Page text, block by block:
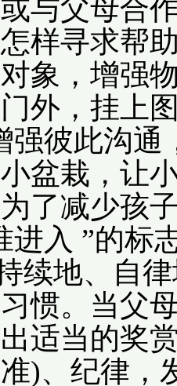
与父母合
样寻求帮
象，增强
外，挂上
强彼此沟
盆栽，让
了减少孩
进入 ”的标
续地、自
惯。当父
适当的奖
)、纪律，